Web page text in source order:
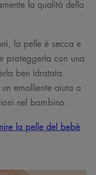
la qualità della
la pelle è secca e
proteggerla con una
ben idratata.
emolliente aiuta a
nel bambino.
la pelle del bebè